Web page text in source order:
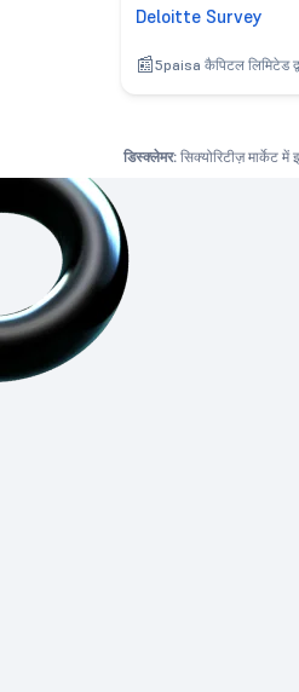
Deloitte Survey
5paisa कैपिटल लिमिटेड
डिस्क्लेमर: सिक्योरिटीज़ मार्केट